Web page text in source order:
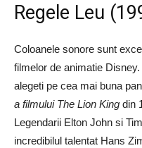
Regele Leu
Coloanele sonore sunt
filmelor de animatie
alegeti pe cea mai buna
a filmului The Lion King din
Legendarii Elton John si
incredibilul talentat Hans